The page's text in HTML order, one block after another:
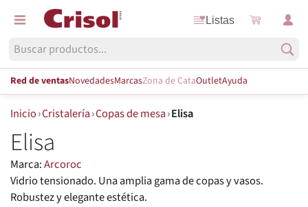
Listas
Red de ventasNovedadesMarcasZona de CataOutletAyuda
Inicio›Cristalería›Copas de mesa›Elisa
Elisa
Marca:Arcoroc
Vidrio tensionado. Una amplia gama de copas y vasos.
Robustez y elegante estética.